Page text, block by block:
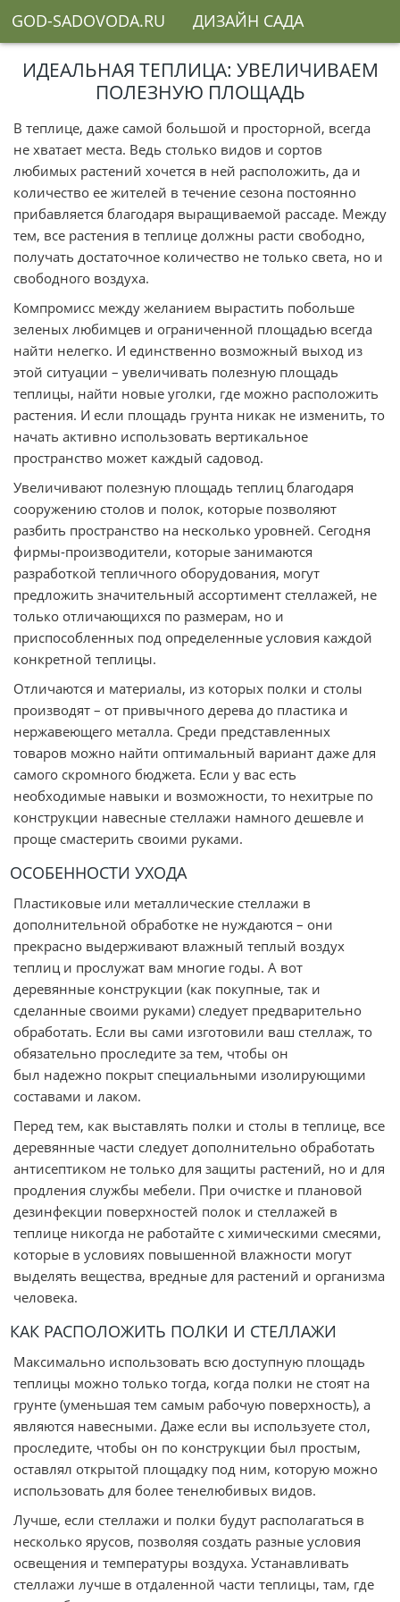
GOD-SADOVODA.RU
ДИЗАЙН САДА
РАБОТЫ В САДУ
САДОВЫЕ РАСТЕНИЯ
ИДЕАЛЬНАЯ ТЕПЛИЦА: УВЕЛИЧИВАЕМ
ПОЛЕЗНУЮ ПЛОЩАДЬ
В теплице, даже самой большой и просторной, всегда
не хватает места. Ведь столько видов и сортов
любимых растений хочется в ней расположить, да и
количество ее жителей в течение сезона постоянно
прибавляется благодаря выращиваемой рассаде. Между
тем, все растения в теплице должны расти свободно,
получать достаточное количество не только света, но и
свободного воздуха.
Компромисс между желанием вырастить побольше
зеленых любимцев и ограниченной площадью всегда
найти нелегко. И единственно возможный выход из
этой ситуации – увеличивать полезную площадь
теплицы, найти новые уголки, где можно расположить
растения. И если площадь грунта никак не изменить, то
начать активно использовать вертикальное
пространство может каждый садовод.
Увеличивают полезную площадь теплиц благодаря
сооружению столов и полок, которые позволяют
разбить пространство на несколько уровней. Сегодня
фирмы-производители, которые занимаются
разработкой тепличного оборудования, могут
предложить значительный ассортимент стеллажей, не
только отличающихся по размерам, но и
приспособленных под определенные условия каждой
конкретной теплицы.
Отличаются и материалы, из которых полки и столы
производят – от привычного дерева до пластика и
нержавеющего металла. Среди представленных
товаров можно найти оптимальный вариант даже для
самого скромного бюджета. Если у вас есть
необходимые навыки и возможности, то нехитрые по
конструкции навесные стеллажи намного дешевле и
проще смастерить своими руками.
ОСОБЕННОСТИ УХОДА
Пластиковые или металлические стеллажи в
дополнительной обработке не нуждаются – они
прекрасно выдерживают влажный теплый воздух
теплиц и прослужат вам многие годы. А вот
деревянные конструкции (как покупные, так и
сделанные своими руками) следует предварительно
обработать. Если вы сами изготовили ваш стеллаж, то
обязательно проследите за тем, чтобы он
был надежно покрыт специальными изолирующими
составами и лаком.
Перед тем, как выставлять полки и столы в теплице, все
деревянные части следует дополнительно обработать
антисептиком не только для защиты растений, но и для
продления службы мебели. При очистке и плановой
дезинфекции поверхностей полок и стеллажей в
теплице никогда не работайте с химическими смесями,
которые в условиях повышенной влажности могут
выделять вещества, вредные для растений и организма
человека.
КАК РАСПОЛОЖИТЬ ПОЛКИ И СТЕЛЛАЖИ
Максимально использовать всю доступную площадь
теплицы можно только тогда, когда полки не стоят на
грунте (уменьшая тем самым рабочую поверхность), а
являются навесными. Даже если вы используете стол,
проследите, чтобы он по конструкции был простым,
оставлял открытой площадку под ним, которую можно
использовать для более тенелюбивых видов.
Лучше, если стеллажи и полки будут располагаться в
несколько ярусов, позволяя создать разные условия
освещения и температуры воздуха. Устанавливать
стеллажи лучше в отдаленной части теплицы, там, где